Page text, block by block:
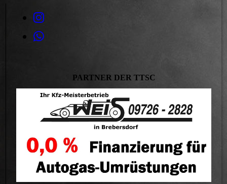
PARTNER DER TTSC